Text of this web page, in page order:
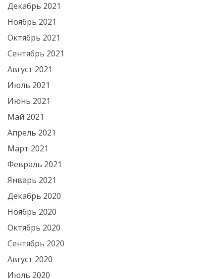
Декабрь 2021
Ноябрь 2021
Октябрь 2021
Сентябрь 2021
Август 2021
Июль 2021
Июнь 2021
Май 2021
Апрель 2021
Март 2021
Февраль 2021
Январь 2021
Декабрь 2020
Ноябрь 2020
Октябрь 2020
Сентябрь 2020
Август 2020
Июль 2020